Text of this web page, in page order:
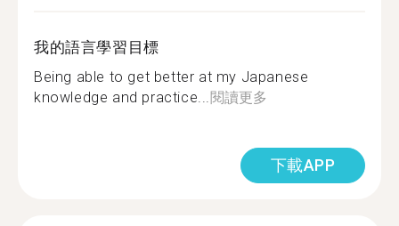
我的語言學習目標
Being able to get better at my Japanese
knowledge and practice...閱讀更多
下載APP